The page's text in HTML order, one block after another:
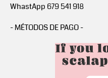
WhastApp 679 541 918
- MÉTODOS DE PAGO -